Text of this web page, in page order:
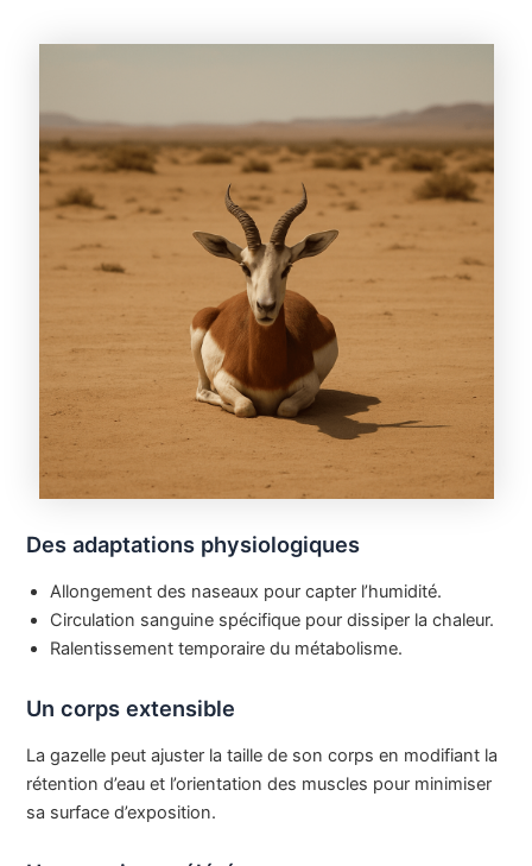
Des adaptations physiologiques
Allongement des naseaux pour capter l’humidité.
Circulation sanguine spécifique pour dissiper la chaleur.
Ralentissement temporaire du métabolisme.
Un corps extensible
La gazelle peut ajuster la taille de son corps en modifiant la
rétention d’eau et l’orientation des muscles pour minimiser
sa surface d’exposition.